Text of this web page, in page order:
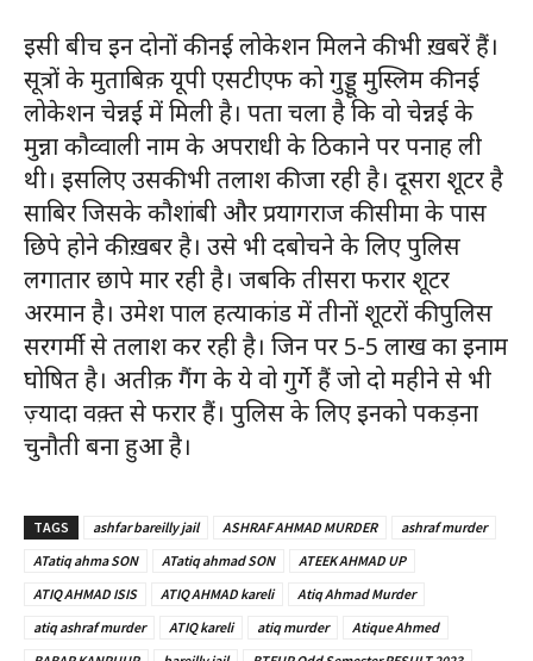
इसी बीच इन दोनों की नई लोकेशन मिलने की भी ख़बरें हैं।
सूत्रों के मुताबिक़ यूपी एसटीएफ को गुड्डू मुस्लिम की नई
लोकेशन चेन्नई में मिली है। पता चला है कि वो चेन्नई के
मुन्ना कौव्वाली नाम के अपराधी के ठिकाने पर पनाह ली
थी। इसलिए उसकी भी तलाश की जा रही है। दूसरा शूटर है
साबिर जिसके कौशांबी और प्रयागराज की सीमा के पास
छिपे होने की ख़बर है। उसे भी दबोचने के लिए पुलिस
लगातार छापे मार रही है। जबकि तीसरा फरार शूटर
अरमान है। उमेश पाल हत्याकांड में तीनों शूटरों की पुलिस
सरगर्मी से तलाश कर रही है। जिन पर 5-5 लाख का इनाम
घोषित है। अतीक़ गैंग के ये वो गुर्गे हैं जो दो महीने से भी
ज़्यादा वक़्त से फरार हैं। पुलिस के लिए इनको पकड़ना
चुनौती बना हुआ है।
TAGS ashfar bareilly jail ASHRAF AHMAD MURDER
ashraf murder
ATatiq ahma SON
ATatiq ahmad SON
ATEEK AHMAD UP
ATIQ AHMAD ISIS
ATIQ AHMAD kareli
Atiq Ahmad Murder
atiq ashraf murder
ATIQ kareli atiq murder
Atique Ahmed